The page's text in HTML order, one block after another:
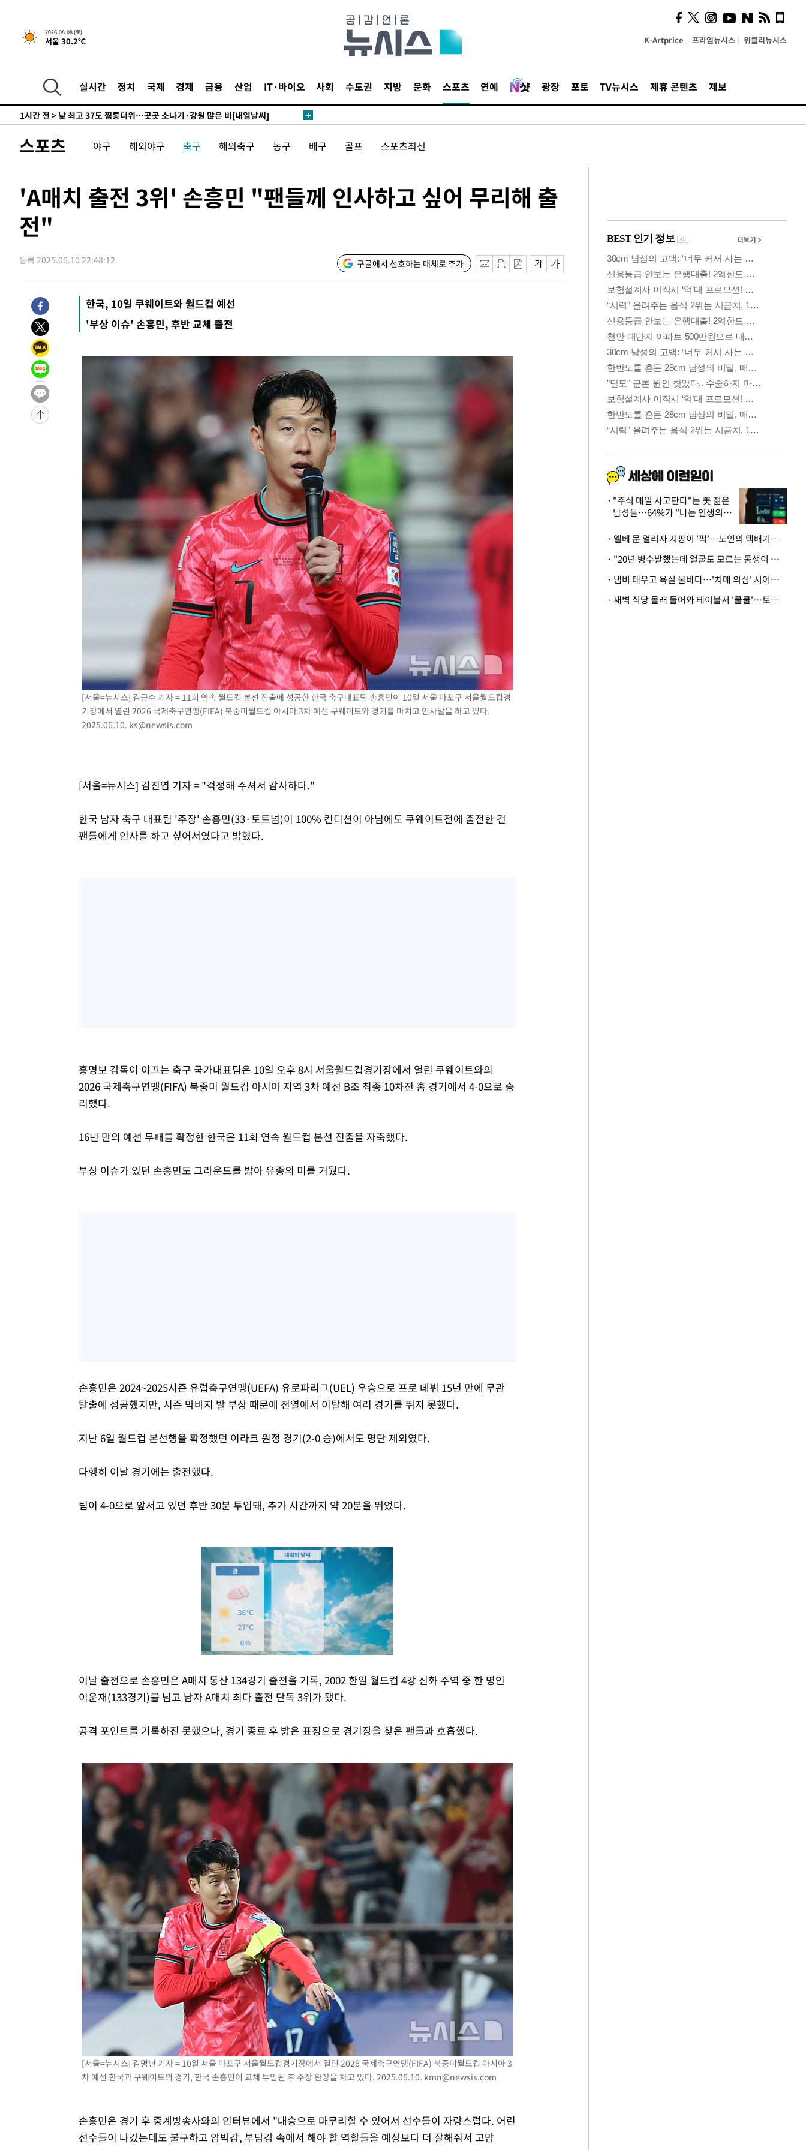
2026.08.08 (토)
서울 30.2℃ K-Artprice 프라임뉴시스 위클리뉴시스
실시간 정치 국제 경제 금융 산업 IT·바이오 사회 수도권 지방 문화 스포츠 연예 광장 포토 TV뉴시스 제휴 콘텐츠 제보
↓-5751초 전 >[속보]이 대통령 "부동산 공급 기존 사고방식 매달리지 말고 과감히
실천"
-4836초 전 >이란, "오만과 '중앙 단일 루트' 합의…북쪽 인바운드·남쪽 아웃바운
1시간 전 >[속보]이 대통령, '호우피해' 안동·의성 관할 4개 면 특별재난지역 선포
[단독]중수청 지원 검사들, 정원 초과 시 낮은 계급 임용…희망지 못 갈
수도
1시간 전 > 낮 최고 37도 찜통더위…곳곳 소나기·강원 많은 비[내일날씨]
2시간 전 >여자배구 이재영·이다영 자매, 아제르바이잔 투란VC 입단
3시간 전 >외국인 심판 성 접대 7경기 들여다보니…한국 축구 '5승 2무'
3시간 전 >[속보]코스피, 6200선 약보합…0.60% 내린 6258.77에 마쳐
3시간 전 >
3시간 전 >
4시간 전 >외신들도 주목한 韓축구 파문…"국민적 공분에 수사 재개"
4시간 전 >11시간 압수수색에 성접대 파문까지…'쑥대밭' 된 축구협회
4시간 전 >
[속보]규제합리화위원회 부위원장에 김태유 서울대 공대 교수…이병태
후임
-13322초 전 >
이강인, 폭염 속 AT마드리드 첫 훈련…80명 식사 대접까지(종합)
-10461초 전 >
미 사업체 일자리, 7월에 2.3만개 순감하고 그 전 2개월 10.3만개
하향수정 (2보)
-9909초 전 >
-5772초 전 >
[속보]이 대통령 "부동산 공급 기존 사고방식 매달리지 말고 과감히
실천"
-4857초 전 >
이란, "오만과 '중앙 단일 루트' 합의…북쪽 인바운드·남쪽 아웃바운
드는 임시"
59분 전 >
"낮 기온 소폭 하락"…수도권 폭염중대경보, 폭염경보로 하향
1시간 전 >
[속보]이 대통령, '호우피해' 안동·의성 관할 4개 면 특별재난지역 선포
[단독]중수청 지원 검사들, 정원 초과 시 낮은 계급 임용…희망지 못 갈
낮 최고 37도 찜통더위…곳곳 소나기·강원 많은 비[내일날씨]
SK하이닉스, 용인·청주 팹에 54조 투자…"AI 메모리 수요 선제 대응"
여자배구 이재영·이다영 자매, 아제르바이잔 투란VC 입단
외국인 심판 성 접대 7경기 들여다보니…한국 축구 '5승 2무'
[속보]코스닥, 2.86포인트(0.36%) 내린 798.81마감
[속보]코스피, 6200선 약보합…0.60% 내린 6258.77에 마쳐
[속보]원·달러 환율, 7.7원 내린 1416.1원 마감
[속보] 노원서 40.1도 관측…서울, 2018년 이후 첫 40도
[속보]종합특검, '계엄 수용공간 확보' 신용해 前교정본부장 기소
외신들도 주목한 韓축구 파문…"국민적 공분에 수사 재개"
11시간 압수수색에 성접대 파문까지…'쑥대밭' 된 축구협회
[속보]규제합리화위원회 부위원장에 김태유 서울대 공대 교수…이병태
스포츠 야구 해외야구 축구 해외축구 농구 배구 골프 스포츠최신
'A매치 출전 3위' 손흥민 "팬들께 인사하고 싶어 무리해 출
전"
등록 2025.06.10 22:48:12 구글에서 선호하는 매체로 추가
한국, 10일 쿠웨이트와 월드컵 예선
'부상 이슈' 손흥민, 후반 교체 출전
[서울=뉴시스] 김근수 기자 = 11회 연속 월드컵 본선 진출에 성공한 한국 축구대표팀 손흥민이 10일 서울 마포구 서울월드컵경
기장에서 열린 2026 국제축구연맹(FIFA) 북중미월드컵 아시아 3차 예선 쿠웨이트와 경기를 마치고 인사말을 하고 있다.
2025.06.10. ks@newsis.com
[서울=뉴시스] 김진엽 기자 = "걱정해 주셔서 감사하다."
한국 남자 축구 대표팀 '주장' 손흥민(33·토트넘)이 100% 컨디션이 아님에도 쿠웨이트전에 출전한 건
팬들에게 인사를 하고 싶어서였다고 밝혔다.
홍명보 감독이 이끄는 축구 국가대표팀은 10일 오후 8시 서울월드컵경기장에서 열린 쿠웨이트와의
2026 국제축구연맹(FIFA) 북중미 월드컵 아시아 지역 3차 예선 B조 최종 10차전 홈 경기에서 4-0으로 승
리했다.
16년 만의 예선 무패를 확정한 한국은 11회 연속 월드컵 본선 진출을 자축했다.
부상 이슈가 있던 손흥민도 그라운드를 밟아 유종의 미를 거뒀다.
손흥민은 2024~2025시즌 유럽축구연맹(UEFA) 유로파리그(UEL) 우승으로 프로 데뷔 15년 만에 무관
탈출에 성공했지만, 시즌 막바지 발 부상 때문에 전열에서 이탈해 여러 경기를 뛰지 못했다.
지난 6일 월드컵 본선행을 확정했던 이라크 원정 경기(2-0 승)에서도 명단 제외였다.
다행히 이날 경기에는 출전했다.
팀이 4-0으로 앞서고 있던 후반 30분 투입돼, 추가 시간까지 약 20분을 뛰었다.
이날 출전으로 손흥민은 A매치 통산 134경기 출전을 기록, 2002 한일 월드컵 4강 신화 주역 중 한 명인
이운재(133경기)를 넘고 남자 A매치 최다 출전 단독 3위가 됐다.
공격 포인트를 기록하진 못했으나, 경기 종료 후 밝은 표정으로 경기장을 찾은 팬들과 호흡했다.
[서울=뉴시스] 김명년 기자 = 10일 서울 마포구 서울월드컵경기장에서 열린 2026 국제축구연맹(FIFA) 북중미월드컵 아시아 3
차 예선 한국과 쿠웨이트의 경기, 한국 손흥민이 교체 투입된 후 주장 완장을 차고 있다. 2025.06.10. kmn@newsis.com
손흥민은 경기 후 중계방송사와의 인터뷰에서 "대승으로 마무리할 수 있어서 선수들이 자랑스럽다. 어린
선수들이 나갔는데도 불구하고 압박감, 부담감 속에서 해야 할 역할들을 예상보다 더 잘해줘서 고맙
시, 스마트폰 액세서리에
NFC 더했다
"주식 매일 사고판다"는 美 젊은
남성들…64%가 "나는 인생의
· 엘베 문 열리자 지팡이 '퍽'…노인의 택배기사 폭행 이유
· "20년 병수발했는데 얼굴도 모르는 동생이 유산 절반을"…배다른 형제 상속권 있을까
· 냄비 태우고 욕실 물바다…'치매 의심' 시어머니 검사 권유했다가 '날벼락'
· 새벽 식당 몰래 들어와 테이블서 '쿨쿨'…토사물 남기고 사라진 남성